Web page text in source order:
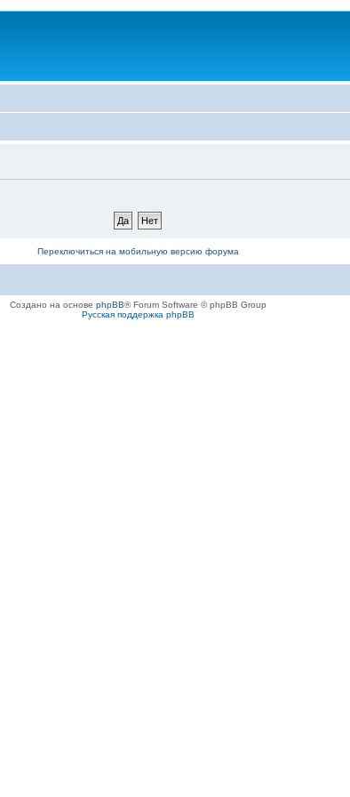
Переключиться на мобильную версию форума
Создано на основе phpBB® Forum Software © phpBB Group
Русская поддержка phpBB